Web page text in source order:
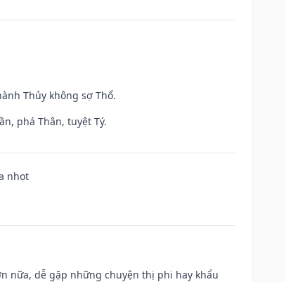
Thủy không sợ Thổ.
phá Thân, tuyệt Tý.
nhọt
nữa, dễ gặp những chuyện thị phi hay khẩu